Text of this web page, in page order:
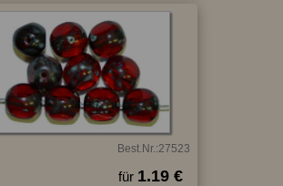
Best.Nr.:27523
für 1.19 €